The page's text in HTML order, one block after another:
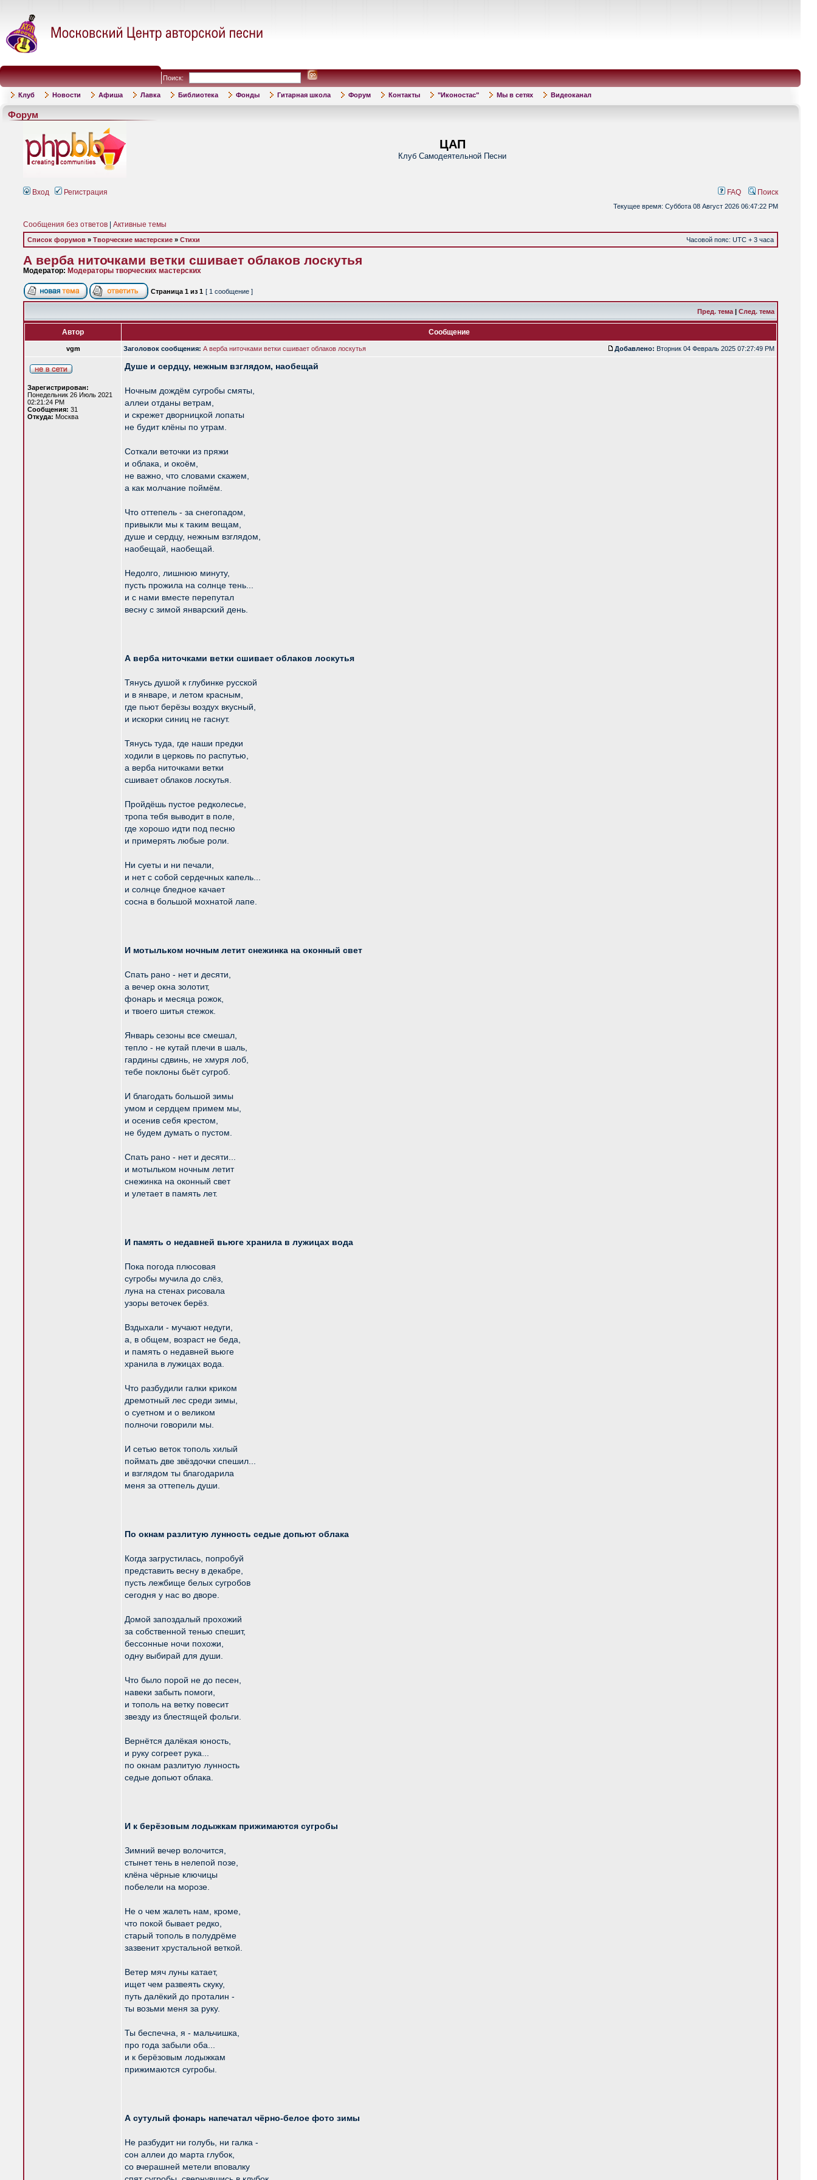
Поиск:
Клуб Новости Афиша Лавка Библиотека Фонды Гитарная школа Форум Контакты "Иконостас" Мы в сетях Видеоканал
Форум
ЦАП
Клуб Самодеятельной Песни
Вход Регистрация FAQ Поиск
Текущее время: Суббота 08 Август 2026 06:47:22 PM
Сообщения без ответов Активные темы
Список форумов » Творческие мастерские » Стихи Часовой пояс: UTC + 3 часа
А верба ниточками ветки сшивает облаков лоскутья
Модератор: Модераторы творческих мастерских
Страница 1 из 1 [ 1 сообщение ]
Пред. тема | След. тема
Автор Сообщение
vgm Заголовок сообщения: А верба ниточками ветки сшивает облаков лоскутья Добавлено: Вторник 04 Февраль 2025 07:27:49 PM
Зарегистрирован:
Понедельник 26 Июль 2021
02:21:24 PM
Сообщения: 31
Откуда: Москва
Душе и сердцу, нежным взглядом, наобещай
Ночным дождём сугробы смяты,
аллеи отданы ветрам,
и скрежет дворницкой лопаты
не будит клёны по утрам.
Соткали веточки из пряжи
и облака, и окоём,
не важно, что словами скажем,
а как молчание поймём.
Что оттепель - за снегопадом,
привыкли мы к таким вещам,
душе и сердцу, нежным взглядом,
наобещай, наобещай.
Недолго, лишнюю минуту,
пусть прожила на солнце тень...
и с нами вместе перепутал
весну с зимой январский день.
А верба ниточками ветки сшивает облаков лоскутья
Тянусь душой к глубинке русской
и в январе, и летом красным,
где пьют берёзы воздух вкусный,
и искорки синиц не гаснут.
Тянусь туда, где наши предки
ходили в церковь по распутью,
а верба ниточками ветки
сшивает облаков лоскутья.
Пройдёшь пустое редколесье,
тропа тебя выводит в поле,
где хорошо идти под песню
и примерять любые роли.
Ни суеты и ни печали,
и нет с собой сердечных капель...
и солнце бледное качает
сосна в большой мохнатой лапе.
И мотыльком ночным летит снежинка на оконный свет
Спать рано - нет и десяти,
а вечер окна золотит,
фонарь и месяца рожок,
и твоего шитья стежок.
Январь сезоны все смешал,
тепло - не кутай плечи в шаль,
гардины сдвинь, не хмуря лоб,
тебе поклоны бьёт сугроб.
И благодать большой зимы
умом и сердцем примем мы,
и осенив себя крестом,
не будем думать о пустом.
Спать рано - нет и десяти...
и мотыльком ночным летит
снежинка на оконный свет
и улетает в память лет.
И память о недавней вьюге хранила в лужицах вода
Пока погода плюсовая
сугробы мучила до слёз,
луна на стенах рисовала
узоры веточек берёз.
Вздыхали - мучают недуги,
а, в общем, возраст не беда,
и память о недавней вьюге
хранила в лужицах вода.
Что разбудили галки криком
дремотный лес среди зимы,
о суетном и о великом
полночи говорили мы.
И сетью веток тополь хилый
поймать две звёздочки спешил...
и взглядом ты благодарила
меня за оттепель души.
По окнам разлитую лунность седые допьют облака
Когда загрустилась, попробуй
представить весну в декабре,
пусть лежбище белых сугробов
сегодня у нас во дворе.
Домой запоздалый прохожий
за собственной тенью спешит,
бессонные ночи похожи,
одну выбирай для души.
Что было порой не до песен,
навеки забыть помоги,
и тополь на ветку повесит
звезду из блестящей фольги.
Вернётся далёкая юность,
и руку согреет рука...
по окнам разлитую лунность
седые допьют облака.
И к берёзовым лодыжкам прижимаются сугробы
Зимний вечер волочится,
стынет тень в нелепой позе,
клёна чёрные ключицы
побелели на морозе.
Не о чем жалеть нам, кроме,
что покой бывает редко,
старый тополь в полудрёме
зазвенит хрустальной веткой.
Ветер мяч луны катает,
ищет чем развеять скуку,
путь далёкий до проталин -
ты возьми меня за руку.
Ты беспечна, я - мальчишка,
про года забыли оба...
и к берёзовым лодыжкам
прижимаются сугробы.
А сутулый фонарь напечатал чёрно-белое фото зимы
Не разбудит ни голубь, ни галка -
сон аллеи до марта глубок,
со вчерашней метели вповалку